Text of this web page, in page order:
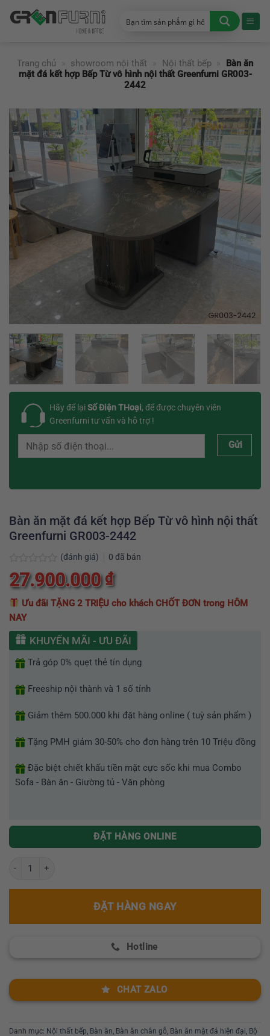
đến
Trang chủ
» showroom nội thất » Nội thất bếp »
Bàn ăn
mặt đá kết hợp Bếp Từ vô hình nội thất Greenfurni GR003-
2442
Hãy để lạiSố Điện THoại, để được chuyên viên
Greenfurni tư vấn và hỗ trợ !
Gửi
Bàn ăn mặt đá kết hợp Bếp Từ vô hình nội thất
Greenfurni GR003-2442
Được
xếp
hạng
0
sao
(đánh giá) 0 đã bán
27.900.000₫
Ưu đãi TẶNG 2 TRIỆU cho khách CHỐT ĐƠN trong HÔM
NAY
KHUYẾN MÃI - ƯU ĐÃI
Trả góp 0% quẹt thẻ tín dụng
Freeship nội thành và 1 số tỉnh
Giảm thêm 500.000 khi đặt hàng online ( tuỳ sản phẩm )
Tặng PMH giảm 30-50% cho đơn hàng trên 10 Triệu đồng
Đặc biệt chiết khấu tiền mặt cực sốc khi mua Combo
Sofa - Bàn ăn - Giường tủ - Văn phòng
ĐẶT HÀNG ONLINE
ĐẶT HÀNG NGAY
Hotline
CHAT ZALO
Danh mục: Nội thất bếp Bàn ăn Bàn ăn chân gỗ Bàn ăn mặt đá hiện đại Bộ